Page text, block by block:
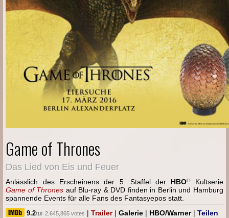
Game of Thrones
Das Lied von Eis und Feuer
Anlässlich des Erscheinens der 5. Staffel der HBO©Kultserie
Game of Thrones auf Blu-ray & DVD finden in Berlin und Hamburg
spannende Events für alle Fans des Fantasyepos statt.
9.2/10 2,645,865 votes |Trailer|Galerie | HBO/Warner|Teilen